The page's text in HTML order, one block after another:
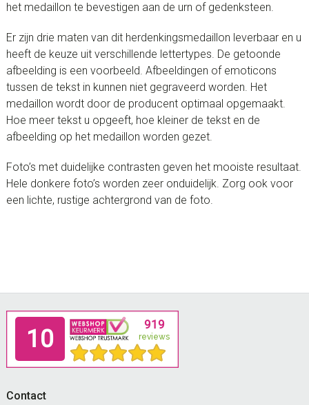
het medaillon te bevestigen aan de urn of gedenksteen.
Er zijn drie maten van dit herdenkingsmedaillon leverbaar en u
heeft de keuze uit verschillende lettertypes. De getoonde
afbeelding is een voorbeeld. Afbeeldingen of emoticons
tussen de tekst in kunnen niet gegraveerd worden. Het
medaillon wordt door de producent optimaal opgemaakt.
Hoe meer tekst u opgeeft, hoe kleiner de tekst en de
afbeelding op het medaillon worden gezet.
Foto’s met duidelijke contrasten geven het mooiste resultaat.
Hele donkere foto’s worden zeer onduidelijk. Zorg ook voor
een lichte, rustige achtergrond van de foto.
Footer
Contact